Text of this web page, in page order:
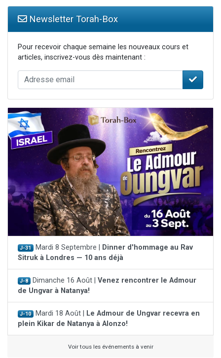
Newsletter Torah-Box
Pour recevoir chaque semaine les nouveaux cours et
articles, inscrivez-vous dès maintenant :
J-31 Mardi 8 Septembre |
Dinner d'hommage au Rav
Sitruk à Londres — 10 ans déjà
J-8 Dimanche 16 Août | Venez rencontrer le Admour
de Ungvar à Natanya!
J-10 Mardi 18 Août |
Le Admour de Ungvar recevra en
plein Kikar de Natanya à Alonzo!
Voir tous les événements à venir